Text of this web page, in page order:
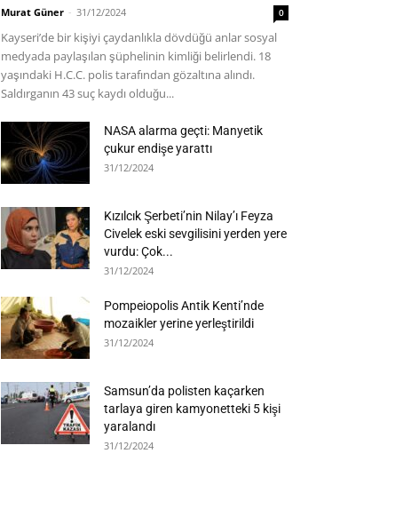
Murat Güner - 31/12/2024 0
Kayseri’de bir kişiyi çaydanlıkla dövdüğü anlar sosyal
medyada paylaşılan şüphelinin kimliği belirlendi. 18
yaşındaki H.C.C. polis tarafından gözaltına alındı.
Saldırganın 43 suç kaydı olduğu...
NASA alarma geçti: Manyetik
çukur endişe yarattı
31/12/2024
Kızılcık Şerbeti’nin Nilay’ı Feyza
Civelek eski sevgilisini yerden yere
vurdu: Çok...
31/12/2024
Pompeiopolis Antik Kenti’nde
mozaikler yerine yerleştirildi
31/12/2024
Samsun’da polisten kaçarken
tarlaya giren kamyonetteki 5 kişi
yaralandı
31/12/2024